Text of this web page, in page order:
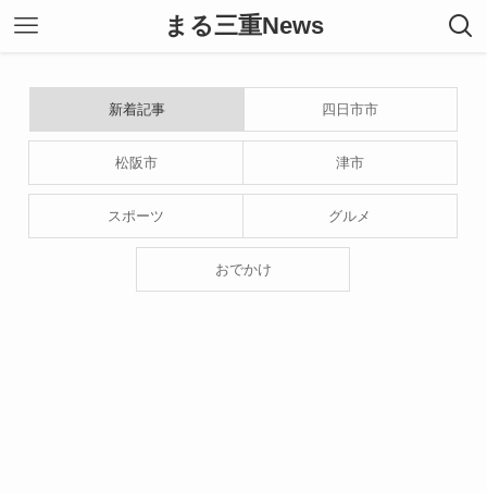
まる三重News
新着記事 四日市市
松阪市 津市
スポーツ グルメ
おでかけ